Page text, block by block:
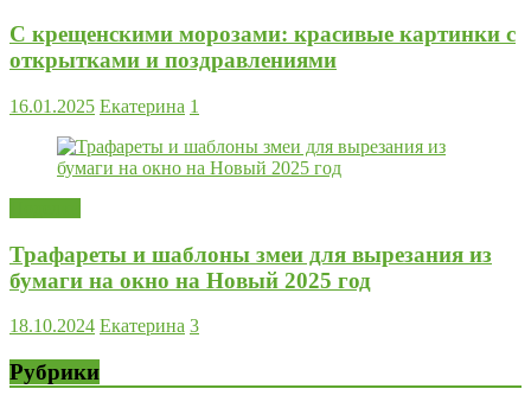
С крещенскими морозами: красивые картинки с
открытками и поздравлениями
16.01.2025 Екатерина 1
Трафареты и шаблоны змеи для вырезания из
бумаги на окно на Новый 2025 год
18.10.2024 Екатерина 3
Рубрики